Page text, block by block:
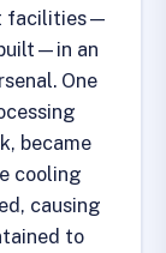
facilities—
an
One
became
cooling
causing
to